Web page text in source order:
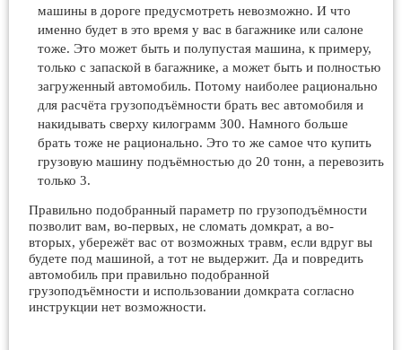
машины в дороге предусмотреть невозможно. И что
именно будет в это время у вас в багажнике или салоне
тоже. Это может быть и полупустая машина, к примеру,
только с запаской в багажнике, а может быть и полностью
загруженный автомобиль. Потому наиболее рационально
для расчёта грузоподъёмности брать вес автомобиля и
накидывать сверху килограмм 300. Намного больше
брать тоже не рационально. Это то же самое что купить
грузовую машину подъёмностью до 20 тонн, а перевозить
только 3.
Правильно подобранный параметр по грузоподъёмности
позволит вам, во-первых, не сломать домкрат, а во-
вторых, убережёт вас от возможных травм, если вдруг вы
будете под машиной, а тот не выдержит. Да и повредить
автомобиль при правильно подобранной
грузоподъёмности и использовании домкрата согласно
инструкции нет возможности.